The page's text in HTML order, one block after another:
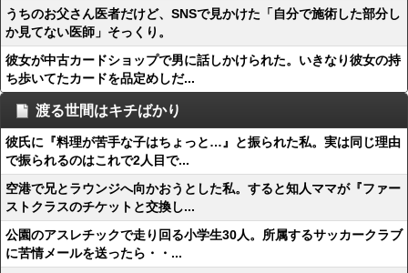
うちのお父さん医者だけど、SNSで見かけた「自分で施術した部分し
か見てない医師」そっくり。
彼女が中古カードショップで男に話しかけられた。いきなり彼女の持
ち歩いてたカードを品定めしだ...
渡る世間はキチばかり
彼氏に『料理が苦手な子はちょっと…』と振られた私。実は同じ理由
で振られるのはこれで2人目で...
空港で兄とラウンジへ向かおうとした私。すると知人ママが『ファー
ストクラスのチケットと交換し...
公園のアスレチックで走り回る小学生30人。所属するサッカークラブ
に苦情メールを送ったら・・...